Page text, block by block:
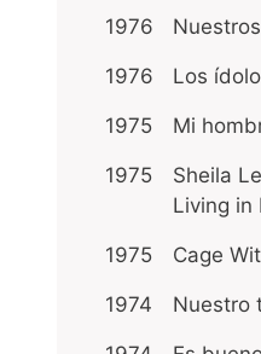
1976
1976 Los
1975 Mi
1975
Sheila
Living in
1975 Cage
1974 Nuestro